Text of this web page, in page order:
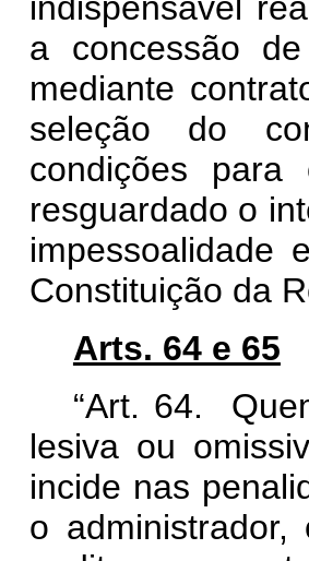
a concessão
mediante
seleção do
condições
resguardado o
impessoalidade
Constituição da
Arts. 64 e 65
“Art. 64.
lesiva ou
incide nas
o